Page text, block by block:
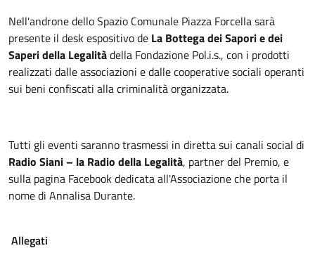
Nell'androne dello Spazio Comunale Piazza Forcella sarà
presente il desk espositivo de La Bottega dei Sapori e dei
Saperi della Legalitàdella Fondazione Pol.i.s., con i prodotti
realizzati dalle associazioni e dalle cooperative sociali operanti
sui beni confiscati alla criminalità organizzata.
Tutti gli eventi saranno trasmessi in diretta sui canali social di
Radio Siani – la Radio della Legalità, partner del Premio, e
sulla pagina Facebook dedicata all'Associazione che porta il
nome di Annalisa Durante.
Allegati